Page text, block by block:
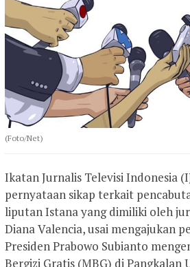
(Foto/Net)
Ikatan Jurnalis Televisi Indonesia
pernyataan sikap terkait
liputan Istana yang dimiliki oleh
Diana Valencia, usai mengajukan
Presiden Prabowo Subianto
Bergizi Gratis (MBG) di Pangkalan